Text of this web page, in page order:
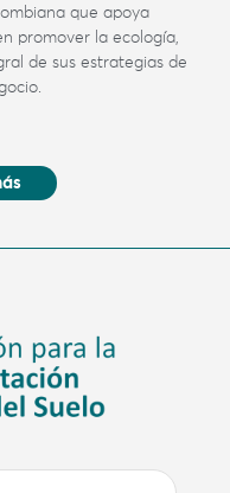
que apoya
promover la ecología,
de sus estrategias de